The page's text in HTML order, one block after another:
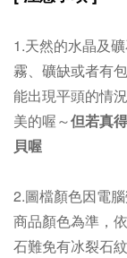
1.天然的水晶及
霧、礦缺或者有
能出現平頭的情
美的喔～但若真
貝喔
2.圖檔顏色因電
商品顏色為準，
石難免有冰裂石